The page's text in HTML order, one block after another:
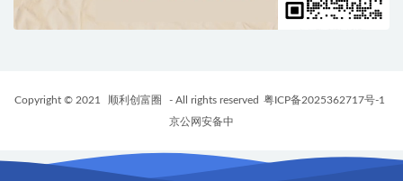
Copyright © 2021 顺利创富圈 - All rights reserved 粤ICP备2025362717号-1
京公网安备中